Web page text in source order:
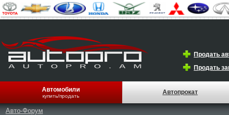
Продать
Продать
Автомобили
купить/продать
Автопрокат
Авто-Форум